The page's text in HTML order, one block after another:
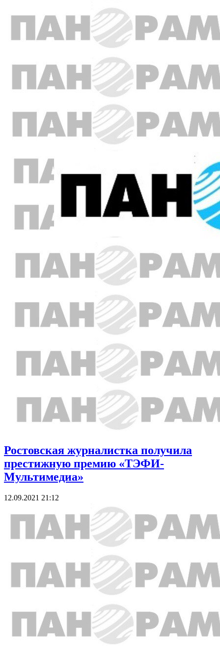
Ростовская журналистка получила
престижную премию «ТЭФИ-
Мультимедиа»
12.09.2021 21:12